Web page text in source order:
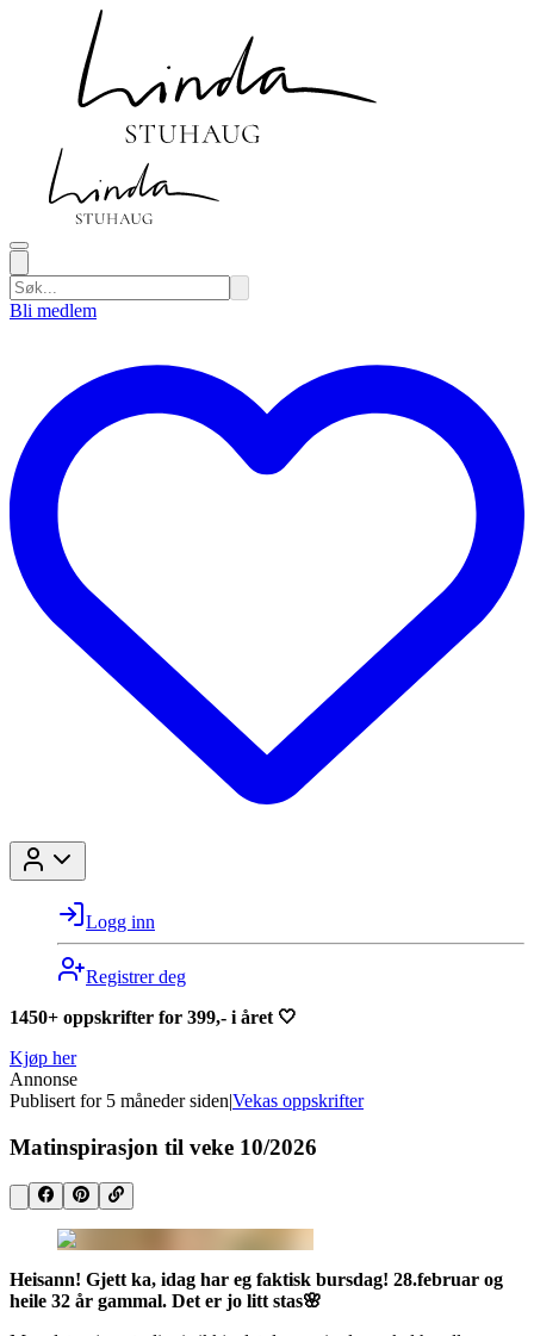
Bli medlem
Logg inn
Registrer deg
1450+ oppskrifter for 399,- i året 🤍
Kjøp her
Annonse
Publisert for 5 måneder siden|Vekas oppskrifter
Matinspirasjon til veke 10/2026
Heisann! Gjett ka, idag har eg faktisk bursdag! 28.februar og
heile 32 år gammal. Det er jo litt stas🌸